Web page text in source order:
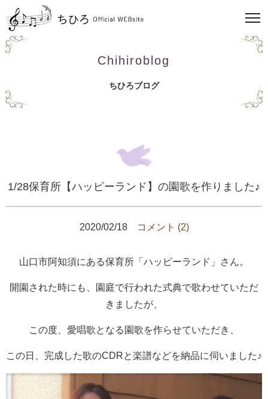
Chihiroblog
ちひろブログ
1/28保育所【ハッピーランド】の園歌を作りました♪
2020/02/18 コメント (2)
山口市阿知須にある保育所「ハッピーランド」さん。
開園された時にも、園庭で行われた式典で歌わせていただ
きましたが、
この度、愛唱歌となる園歌を作らせていただき、
この日、完成した歌のCDRと楽譜などを納品に伺いました♪